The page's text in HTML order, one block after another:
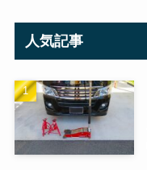
人気記事